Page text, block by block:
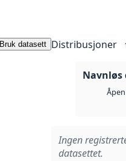
Bruk datasett Distribusjoner
Ingen
datasettet.